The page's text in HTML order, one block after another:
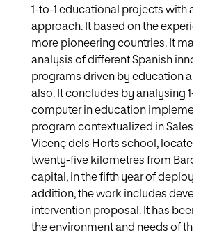
1-to-1 educational projects with a
approach. It based on the
more pioneering countries. It
analysis of different Spanish
programs driven by education
also. It concludes by analysing 1-
computer in education
program contextualized in
Vicenç dels Horts school, located
twenty-five kilometres from
capital, in the fifth year of
addition, the work includes
intervention proposal. It has
the environment and needs of